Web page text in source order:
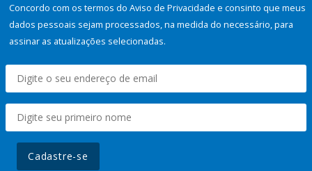
Concordo com os termos do Aviso de Privacidade e consinto que meus
dados pessoais sejam processados, na medida do necessário, para
assinar as atualizações selecionadas.
Cadastre-se